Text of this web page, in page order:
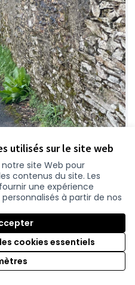
utilisés sur le site web
notre site Web pour
contenus du site. Les
une expérience
à partir de nos
cookies essentiels
sur-
0